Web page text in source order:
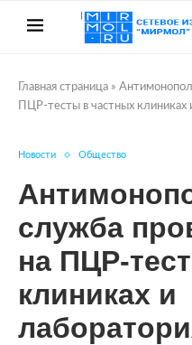
Главная страница »
ПЦР-тесты в частных клиниках
Новости Общество
служба
на ПЦР-
клиниках и